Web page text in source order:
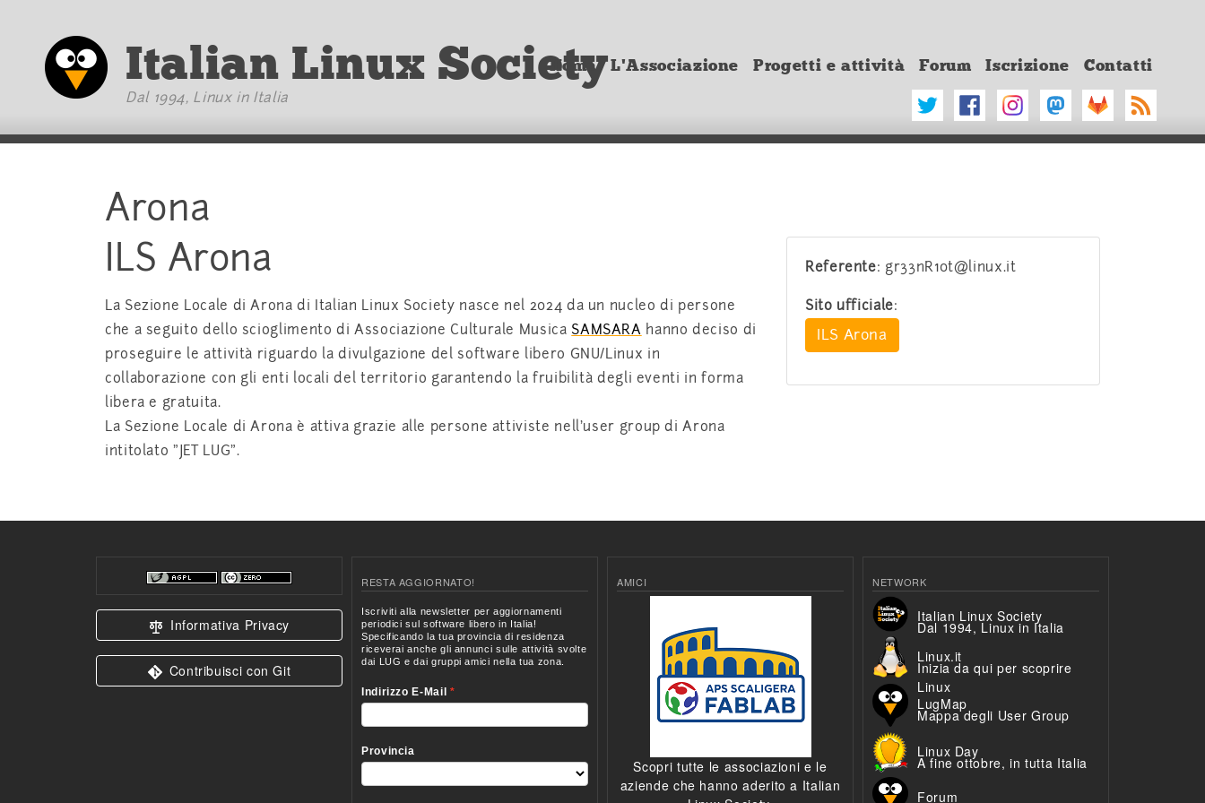
Italian Linux Society
Dal 1994, Linux in Italia
Home L'Associazione Progetti e attività Forum Iscrizione Contatti
Arona
ILS Arona
La Sezione Locale di Arona di Italian Linux Society nasce nel 2024 da un nucleo di persone
che a seguito dello scioglimento di Associazione Culturale Musica SAMSARA hanno deciso di
proseguire le attività riguardo la divulgazione del software libero GNU/Linux in
collaborazione con gli enti locali del territorio garantendo la fruibilità degli eventi in forma
libera e gratuita.
La Sezione Locale di Arona è attiva grazie alle persone attiviste nell'user group di Arona
intitolato "JET LUG".
Referente: gr33nR10t@linux.it
Sito ufficiale:
ILS Arona
Informativa Privacy
Contribuisci con Git
RESTA AGGIORNATO! AMICI
Scopri tutte le associazioni e le
aziende che hanno aderito a Italian
NETWORK
Italian Linux Society
Dal 1994, Linux in Italia
Linux.it
Inizia da qui per scoprire
Linux
LugMap
Mappa degli User Group
Linux Day
A fine ottobre, in tutta Italia
Forum